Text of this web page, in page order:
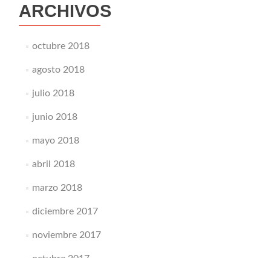
ARCHIVOS
octubre 2018
agosto 2018
julio 2018
junio 2018
mayo 2018
abril 2018
marzo 2018
diciembre 2017
noviembre 2017